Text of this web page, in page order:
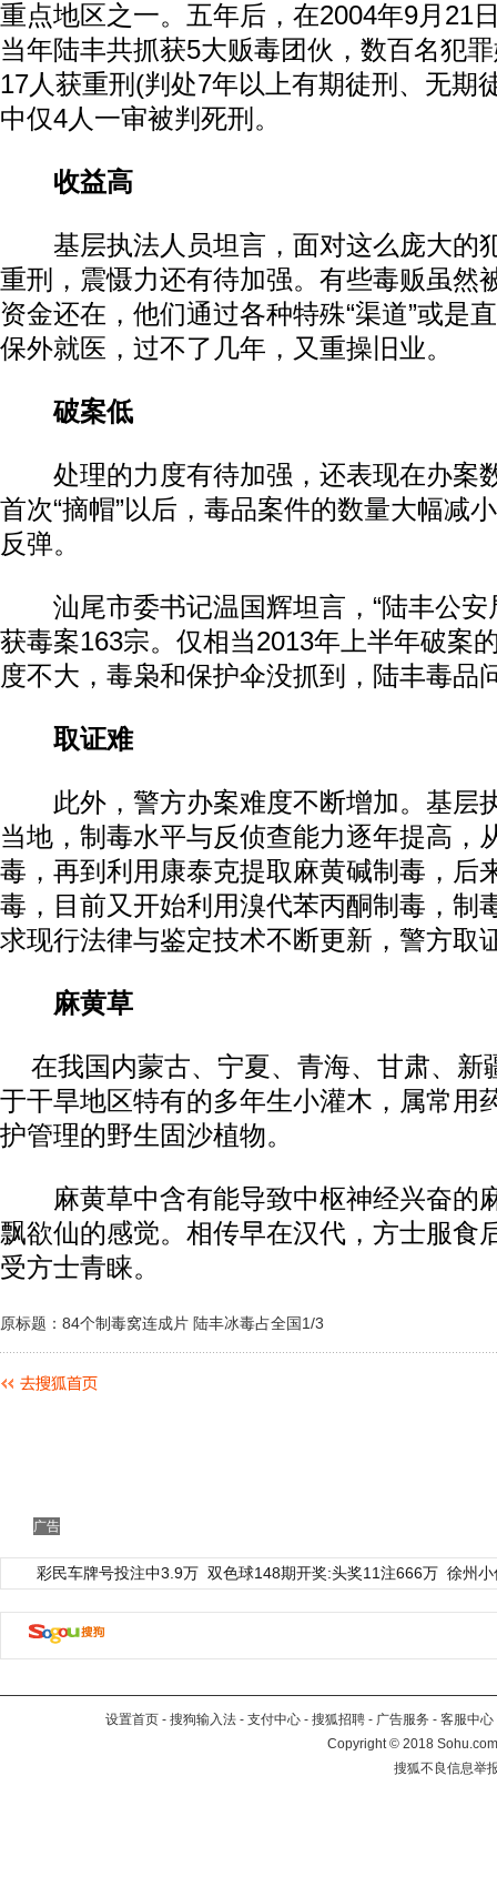
重点地区之一。五年后，在2004年9月21
当年陆丰共抓获5大贩毒团伙，数百名犯
17人获重刑(判处7年以上有期徒刑、无期
中仅4人一审被判死刑。
收益高
基层执法人员坦言，面对这么庞大的
重刑，震慑力还有待加强。有些毒贩虽然
资金还在，他们通过各种特殊“渠道”或是
保外就医，过不了几年，又重操旧业。
破案低
处理的力度有待加强，还表现在办案
首次“摘帽”以后，毒品案件的数量大幅减
反弹。
汕尾市委书记温国辉坦言，“陆丰公安
获毒案163宗。仅相当2013年上半年破案
度不大，毒枭和保护伞没抓到，陆丰毒品
取证难
此外，警方办案难度不断增加。基层
当地，制毒水平与反侦查能力逐年提高，
毒，再到利用康泰克提取麻黄碱制毒，后
毒，目前又开始利用溴代苯丙酮制毒，制
求现行法律与鉴定技术不断更新，警方取
麻黄草
在我国内蒙古、宁夏、青海、甘肃、新
于干旱地区特有的多年生小灌木，属常用
护管理的野生固沙植物。
麻黄草中含有能导致中枢神经兴奋的
飘欲仙的感觉。相传早在汉代，方士服食
受方士青睐。
原标题：84个制毒窝连成片 陆丰冰毒占全国1/3
广告
彩民车牌号投注中3.9万 双色球148期开奖:头奖11注666万 徐州
设置首页 - 搜狗输入法 - 支付中心 - 搜狐招聘 - 广告服务 - 客服中心
Copyright©2018
搜狐不良信息举